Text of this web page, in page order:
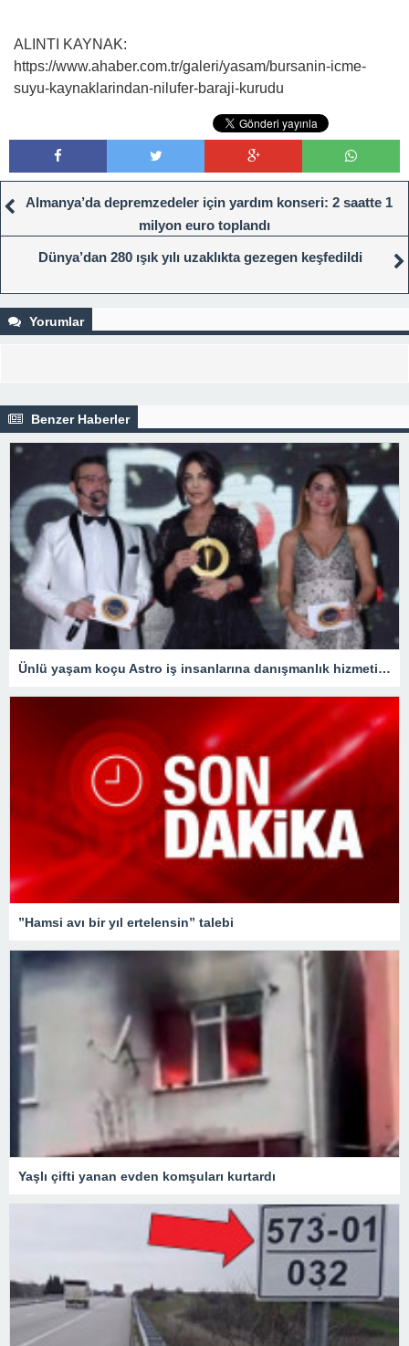
ALINTI KAYNAK:
https://www.ahaber.com.tr/galeri/yasam/bursanin-icme-
suyu-kaynaklarindan-nilufer-baraji-kurudu
Almanya’da depremzedeler için yardım konseri: 2 saatte 1
milyon euro toplandı
Dünya’dan 280 ışık yılı uzaklıkta gezegen keşfedildi
Yorumlar
Benzer Haberler
Ünlü yaşam koçu Astro iş insanlarına danışmanlık hizmeti veriyor
”Hamsi avı bir yıl ertelensin” talebi
Yaşlı çifti yanan evden komşuları kurtardı